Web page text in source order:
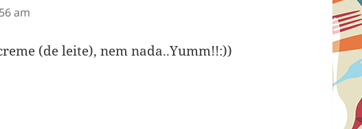
am
(de leite), nem nada..Yumm!!:))